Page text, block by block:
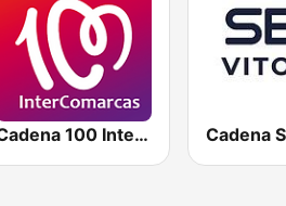
Cadena 100 InterComarcas